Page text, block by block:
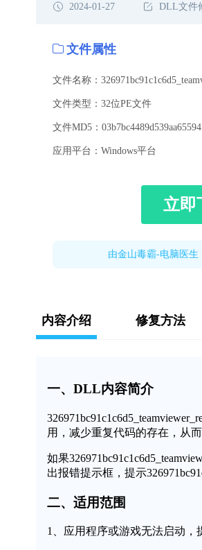
2024-01-27 DLL文件
文件属性
文件类型：32位PE文件
应用平台：Windows平台
立即
由金山毒霸-电脑医
内容介绍 修复方法
一、DLL内容简介
用，减少重复代码的存在，从
如果
出报错提示框，提示
二、适用范围
1、应用程序或游戏无法启动，